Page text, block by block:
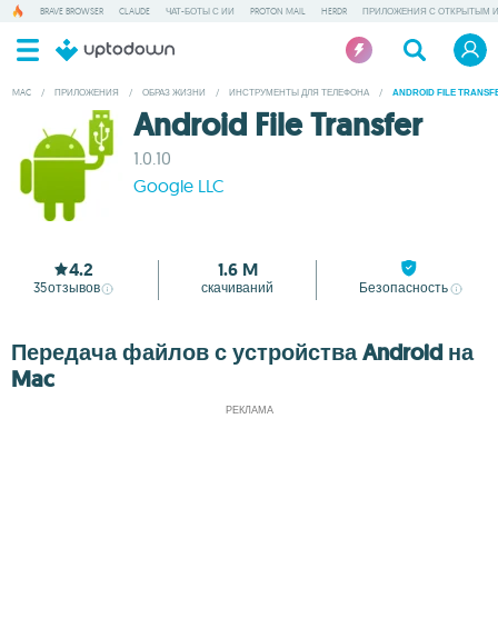
BRAVE BROWSER CLAUDE ЧАТ-БОТЫ С ИИ PROTON MAIL HERDR ПРИЛОЖЕНИЯ С ОТКРЫТЫМ
MAC / ПРИЛОЖЕНИЯ / ОБРАЗ ЖИЗНИ / ИНСТРУМЕНТЫ ДЛЯ ТЕЛЕФОНА / ANDROID FILE
Android File Transfer
1.0.10
Google LLC
4.2
35отзывов
1.6 M
скачиваний Безопасность
Передача файлов с устройства Android на
Mac
РЕКЛАМА